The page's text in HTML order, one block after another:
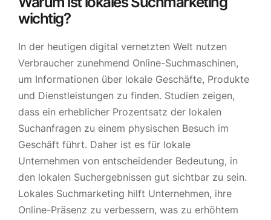
wichtig?
In der heutigen digital vernetzten Welt nutzen
Verbraucher zunehmend Online-Suchmaschinen,
um Informationen über lokale Geschäfte, Produkte
und Dienstleistungen zu finden. Studien zeigen,
dass ein erheblicher Prozentsatz der lokalen
Suchanfragen zu einem physischen Besuch im
Geschäft führt. Daher ist es für lokale
Unternehmen von entscheidender Bedeutung, in
den lokalen Suchergebnissen gut sichtbar zu sein.
Lokales Suchmarketing hilft Unternehmen, ihre
Online-Präsenz zu verbessern, was zu erhöhtem